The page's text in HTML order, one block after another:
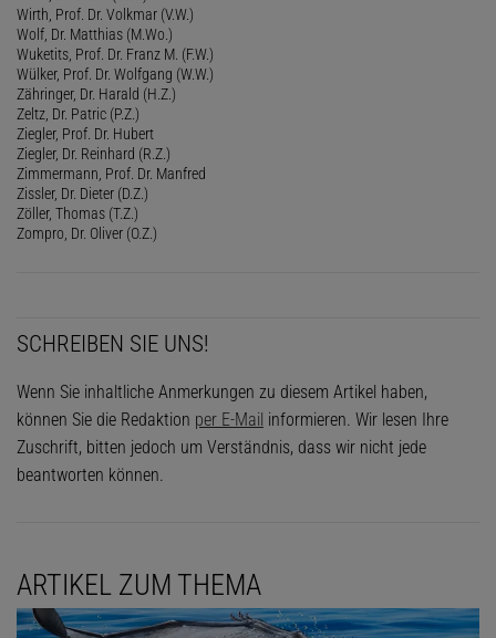
Wirth, Prof. Dr. Volkmar (V.W.)
Wolf, Dr. Matthias (M.Wo.)
Wuketits, Prof. Dr. Franz M. (F.W.)
Wülker, Prof. Dr. Wolfgang (W.W.)
Zähringer, Dr. Harald (H.Z.)
Zeltz, Dr. Patric (P.Z.)
Ziegler, Prof. Dr. Hubert
Ziegler, Dr. Reinhard (R.Z.)
Zimmermann, Prof. Dr. Manfred
Zissler, Dr. Dieter (D.Z.)
Zöller, Thomas (T.Z.)
Zompro, Dr. Oliver (O.Z.)
SCHREIBEN SIE UNS!
Wenn Sie inhaltliche Anmerkungen zu diesem Artikel haben,
können Sie die Redaktion per E-Mail informieren. Wir lesen Ihre
Zuschrift, bitten jedoch um Verständnis, dass wir nicht jede
beantworten können.
ARTIKEL ZUM THEMA